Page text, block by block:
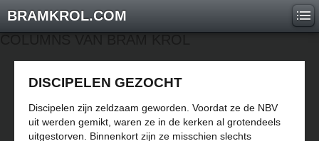
BRAMKROL.COM
DISCIPELEN GEZOCHT
Discipelen zijn zeldzaam geworden. Voordat ze de NBV
uit werden gemikt, waren ze in de kerken al grotendeels
uitgestorven. Binnenkort zijn ze misschien slechts